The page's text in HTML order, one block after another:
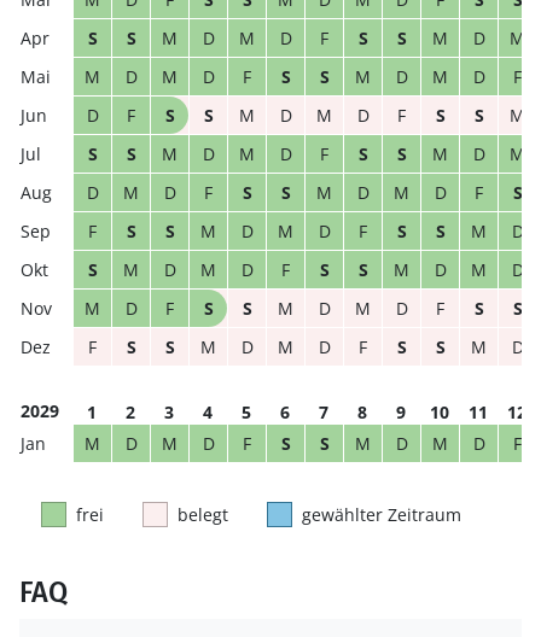
S
S M D M D F S S M D
M
M
D M D F S S M D M D
F
D
F S S M D M D F S S
M
S
S M D M D F S S M D
M
D
M D F S S M D M D F
S
F
S S M D M D F S S M
D
S
M D M D F S S M D M
D
M
D F S S M D M D F S
S
F
S S M D M D F S S M D
2029 1 2 3 4 5 6 7 8 9 10 11
12
M
D M D F S S M D M D F
frei belegt gewählter Zeitraum
FAQ